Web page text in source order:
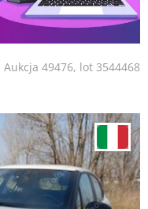
Aukcja 49476, lot 3544468